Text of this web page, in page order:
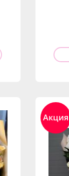
Акция